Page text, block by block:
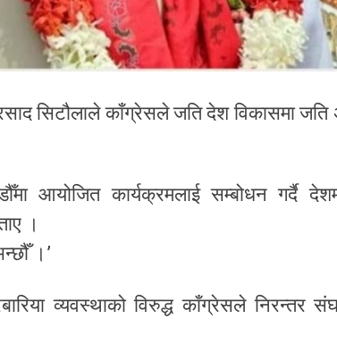
सिटौलाले काँग्रेसले जति देश विकासमा
आयोजित कार्यक्रमलाई सम्बोधन गर्दै
।
।’
व्यवस्थाको विरुद्ध काँग्रेसले निरन्तर